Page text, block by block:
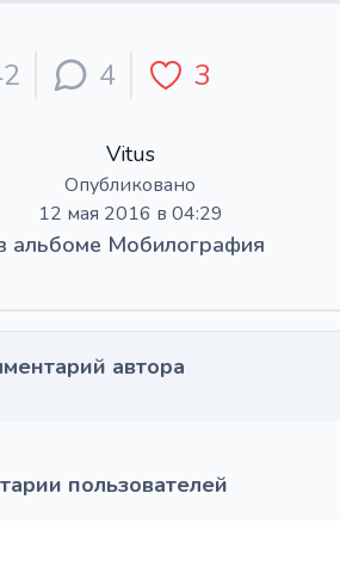
4 3
Vitus
Опубликовано
12 мая 2016 в 04:29
альбоме Мобилография
автора
пользователей